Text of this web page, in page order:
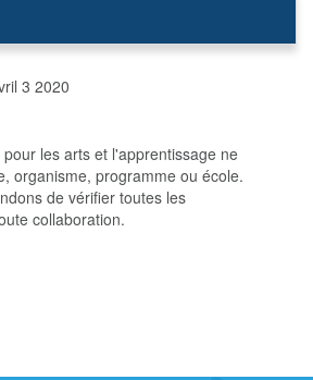
3 2020
les arts et l'apprentissage ne
organisme, programme ou école.
de vérifier toutes les
collaboration.